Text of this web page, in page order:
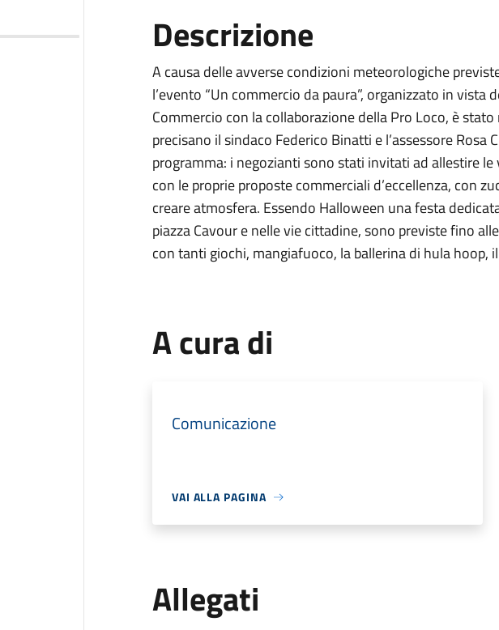
Descrizione
A causa delle avverse condizioni meteorologiche
l’evento “Un commercio da paura”, organizzato in vista
Commercio con la collaborazione della Pro Loco, è
precisano il sindaco Federico Binatti e l’assessore
programma: i negozianti sono stati invitati ad allestire
con le proprie proposte commerciali d’eccellenza, con
creare atmosfera. Essendo Halloween una festa
piazza Cavour e nelle vie cittadine, sono previste fino
con tanti giochi, mangiafuoco, la ballerina di hula hoop,
A cura di
Comunicazione
VAI ALLA PAGINA
Allegati